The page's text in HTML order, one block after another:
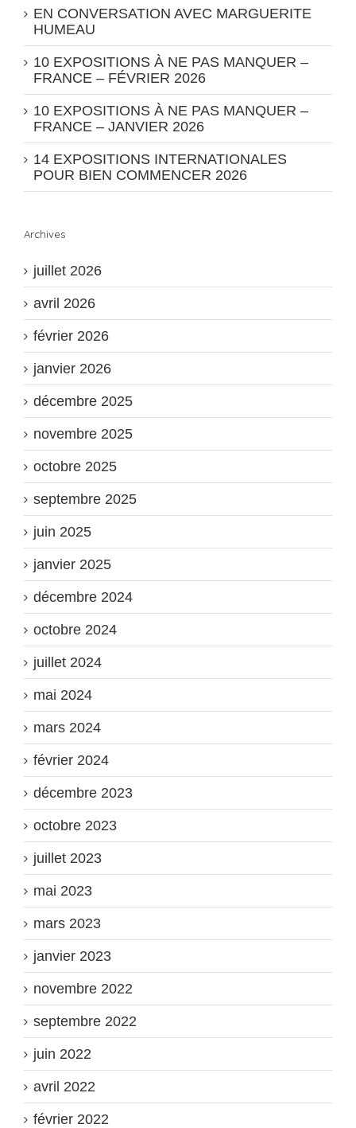
EN CONVERSATION AVEC MARGUERITE
HUMEAU
10 EXPOSITIONS À NE PAS MANQUER –
FRANCE – FÉVRIER 2026
10 EXPOSITIONS À NE PAS MANQUER –
FRANCE – JANVIER 2026
14 EXPOSITIONS INTERNATIONALES
POUR BIEN COMMENCER 2026
Archives
juillet 2026
avril 2026
février 2026
janvier 2026
décembre 2025
novembre 2025
octobre 2025
septembre 2025
juin 2025
janvier 2025
décembre 2024
octobre 2024
juillet 2024
mai 2024
mars 2024
février 2024
décembre 2023
octobre 2023
juillet 2023
mai 2023
mars 2023
janvier 2023
novembre 2022
septembre 2022
juin 2022
avril 2022
février 2022